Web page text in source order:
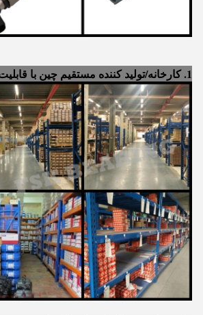
1. کارخانه/تولید کننده مستقیم چین با قابلیت قوی